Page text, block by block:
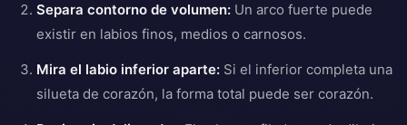
Separa contorno de volumen: Un arco fuerte puede
existir en labios finos, medios o carnosos.
Mira el labio inferior aparte: Si el inferior completa una
silueta de corazón, la forma total puede ser corazón.